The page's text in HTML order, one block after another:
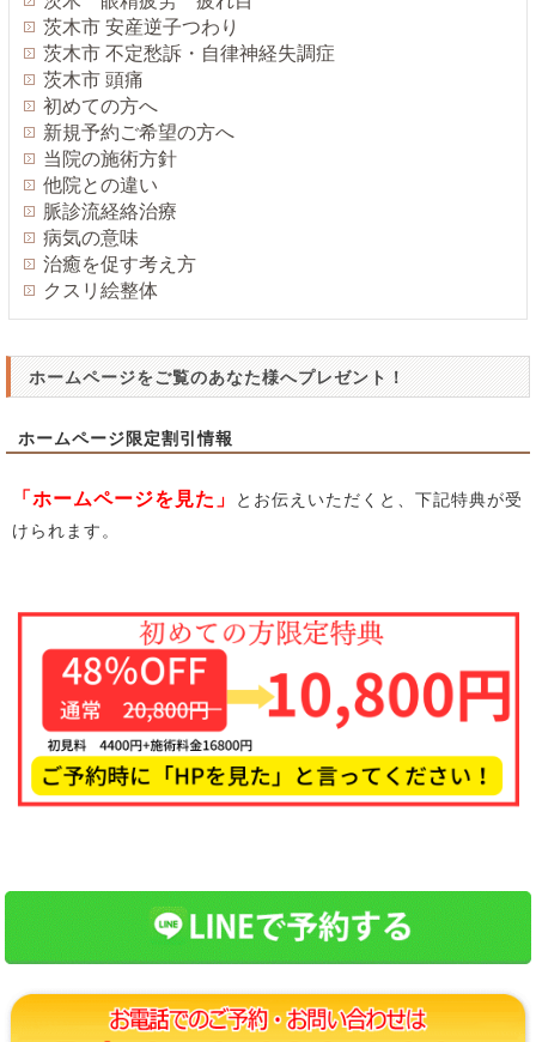
茨木市 安産逆子つわり
茨木市 不定愁訴・自律神経失調症
茨木市 頭痛
初めての方へ
新規予約ご希望の方へ
当院の施術方針
他院との違い
脈診流経絡治療
病気の意味
治癒を促す考え方
クスリ絵整体
ホームページをご覧のあなた様へプレゼント！
ホームページ限定割引情報
「ホームページを見た」
とお伝えいただくと、下記特典が受
けられます。